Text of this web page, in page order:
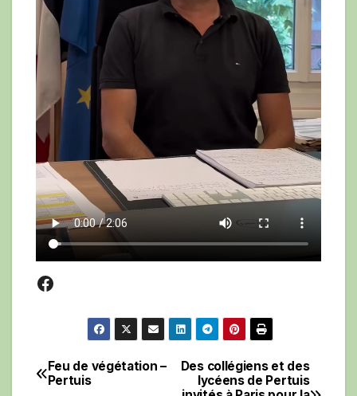
Facebook
Navigation
Des collégiens et des
lycéens de Pertuis
Feu de végétation –
Pertuis